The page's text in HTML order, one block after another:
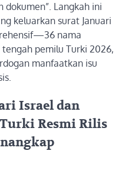
Langkah ini
keluarkan surat Januari
nama
pemilu Turki 2026,
manfaatkan isu
Israel dan
Resmi Rilis